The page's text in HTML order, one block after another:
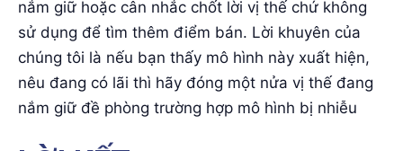
LỜI KẾT
Mô hình Bearish On Neck là một mô hình xác nhận
xu hướng giảm giá, tuy nhiên nó có thể bị nhiễu
vậy nên nếu nhà đầu tư vô tình gặp mô hình nến